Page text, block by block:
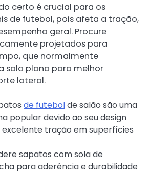
certo é crucial para os
de futebol, pois afeta a tração,
geral. Procure
projetados para
que normalmente
sola plana para melhor
lateral.
de futebolde salão são uma
popular devido ao seu design
excelente tração em superfícies
sapatos com sola de
para aderência e durabilidade